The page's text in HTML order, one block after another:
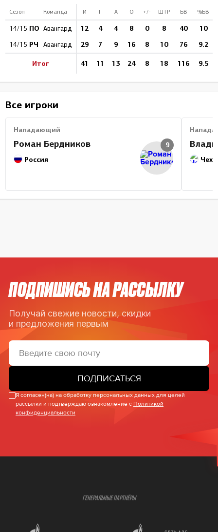
Сезон Команда И Г А О +/- ШТР БВ %БВ
14/15 ПО Авангард 12 4 4 8 0 8 40 10
14/15 РЧ Авангард 29 7 9 16 8 10 76 9.2
Итог 41 11 13 24 8 18 116 9.5
Все игроки
Нападающий
Роман Бердников
Россия
9
ПОДПИШИСЬ НА РАССЫЛКУ
Получай свежие новости, скидки
и предложения первым
ПОДПИСАТЬСЯ
Я согласен(на) на обработку персональных данных для целей
рассылки и подтверждаю ознакомление с Политикой
конфиденциальности
ГЕНЕРАЛЬНЫЕ ПАРТНЁРЫ